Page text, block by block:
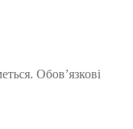
Обов’язкові